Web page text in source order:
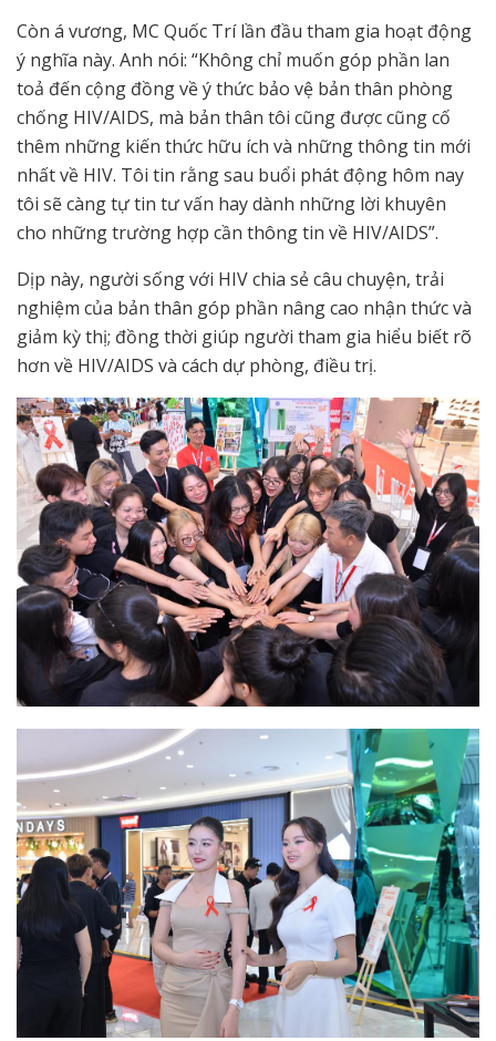
Còn á vương, MC Quốc Trí lần đầu tham gia hoạt động
ý nghĩa này. Anh nói: “Không chỉ muốn góp phần lan
toả đến cộng đồng về ý thức bảo vệ bản thân phòng
chống HIV/AIDS, mà bản thân tôi cũng được cũng cố
thêm những kiến thức hữu ích và những thông tin mới
nhất về HIV. Tôi tin rằng sau buổi phát động hôm nay
tôi sẽ càng tự tin tư vấn hay dành những lời khuyên
cho những trường hợp cần thông tin về HIV/AIDS”.
Dịp này, người sống với HIV chia sẻ câu chuyện, trải
nghiệm của bản thân góp phần nâng cao nhận thức và
giảm kỳ thị; đồng thời giúp người tham gia hiểu biết rõ
hơn về HIV/AIDS và cách dự phòng, điều trị.